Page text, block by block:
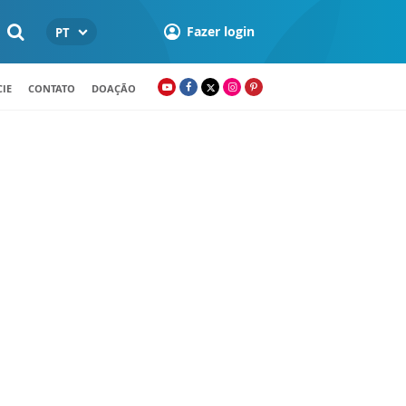
PT Fazer login
CONTATO DOAÇÃO